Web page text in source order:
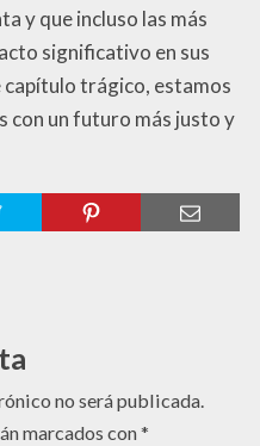
y que incluso las más
significativo en sus
trágico, estamos
con un futuro más justo y
no será publicada.
marcados con*